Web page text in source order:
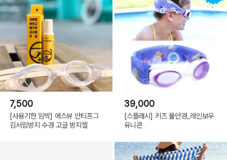
7,500
[사용기한 임박] 에스뷰 안티프그
김서림방지 수경 고글 방지젤
39,000
[스플래시] 키즈 물안경_레인보우
유니콘